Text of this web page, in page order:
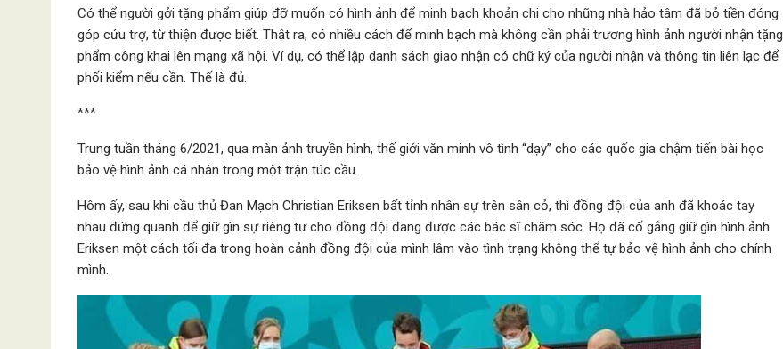
Có thể người gởi tặng phẩm giúp đỡ muốn có hình ảnh để minh bạch khoản chi cho những nhà hảo tâm đã bỏ tiền đóng
góp cứu trợ, từ thiện được biết. Thật ra, có nhiều cách để minh bạch mà không cần phải trương hình ảnh người nhận tặng
phẩm công khai lên mạng xã hội. Ví dụ, có thể lập danh sách giao nhận có chữ ký của người nhận và thông tin liên lạc để
phối kiểm nếu cần. Thế là đủ.
***
Trung tuần tháng 6/2021, qua màn ảnh truyền hình, thế giới văn minh vô tình “dạy” cho các quốc gia chậm tiến bài học
bảo vệ hình ảnh cá nhân trong một trận túc cầu.
Hôm ấy, sau khi cầu thủ Đan Mạch Christian Eriksen bất tỉnh nhân sự trên sân cỏ, thì đồng đội của anh đã khoác tay
nhau đứng quanh để giữ gìn sự riêng tư cho đồng đội đang được các bác sĩ chăm sóc. Họ đã cố gắng giữ gìn hình ảnh
Eriksen một cách tối đa trong hoàn cảnh đồng đội của mình lâm vào tình trạng không thể tự bảo vệ hình ảnh cho chính
mình.